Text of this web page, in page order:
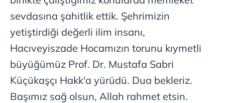
sevdasına şahitlik ettik. Şehrimizin
yetiştirdiği değerli ilim insanı,
Hacıveyiszade Hocamızın torunu kıymetli
büyüğümüz Prof. Dr. Mustafa Sabri
Küçükaşçı Hakk'a yürüdü. Dua bekleriz.
Başımız sağ olsun, Allah rahmet etsin.